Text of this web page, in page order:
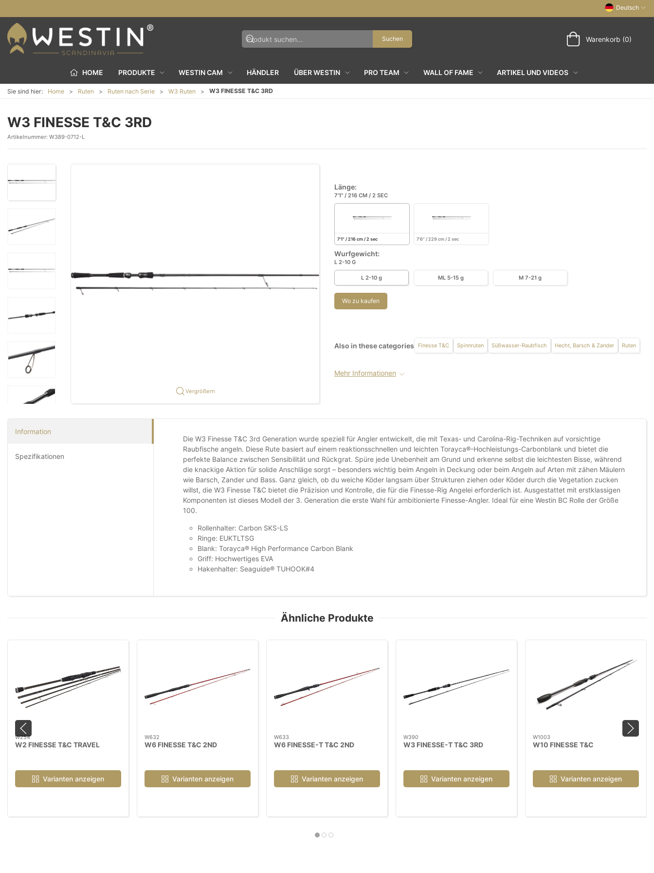
Deutsch
Suchen Warenkorb (0)
HOME PRODUKTE WESTIN CAM HÄNDLER ÜBER WESTIN PRO TEAM WALL OF FAME ARTIKEL UND VIDEOS
Sie sind hier: Home Ruten Ruten nach Serie W3 Ruten W3 FINESSE T&C 3RD
W3 FINESSE T&C 3RD
Artikelnummer: W389-0712-L
Vergrößern
Länge:
7'1" / 216 CM / 2 SEC
7'1" / 216 cm / 2 sec 7'6" / 229 cm / 2 sec
Wurfgewicht:
L 2-10 G
L 2-10 g ML 5-15 g M 7-21 g
Wo zu kaufen
Also in these categories Finesse T&C Spinnruten Süßwasser-Raubfisch Hecht, Barsch & Zander Ruten
Mehr Informationen
Information
Spezifikationen
Die W3 Finesse T&C 3rd Generation wurde speziell für Angler entwickelt, die mit Texas- und Carolina-Rig-Techniken auf vorsichtige
Raubfische angeln. Diese Rute basiert auf einem reaktionsschnellen und leichten Torayca®-Hochleistungs-Carbonblank und bietet die
perfekte Balance zwischen Sensibilität und Rückgrat. Spüre jede Unebenheit am Grund und erkenne selbst die leichtesten Bisse, während
die knackige Aktion für solide Anschläge sorgt – besonders wichtig beim Angeln in Deckung oder beim Angeln auf Arten mit zähen Mäulern
wie Barsch, Zander und Bass. Ganz gleich, ob du weiche Köder langsam über Strukturen ziehen oder Köder durch die Vegetation zucken
willst, die W3 Finesse T&C bietet die Präzision und Kontrolle, die für die Finesse-Rig Angelei erforderlich ist. Ausgestattet mit erstklassigen
Komponenten ist dieses Modell der 3. Generation die erste Wahl für ambitionierte Finesse-Angler. Ideal für eine Westin BC Rolle der Größe
100.
Rollenhalter: Carbon SKS-LS
Ringe: EUKTLTSG
Blank: Torayca® High Performance Carbon Blank
Griff: Hochwertiges EVA
Hakenhalter: Seaguide® TUHOOK#4
Ähnliche Produkte
W254
W2 FINESSE T&C TRAVEL
Varianten anzeigen
W632
W6 FINESSE T&C 2ND
Varianten anzeigen
W633
W6 FINESSE-T T&C 2ND
Varianten anzeigen
W390
W3 FINESSE-T T&C 3RD
Varianten anzeigen
W1003
W10 FINESSE T&C
Varianten anzeigen